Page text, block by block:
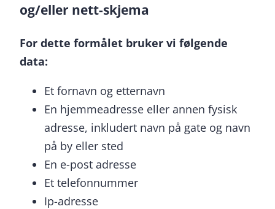
og/eller nett-skjema
For dette formålet bruker vi følgende
data:
Et fornavn og etternavn
En hjemmeadresse eller annen fysisk
adresse, inkludert navn på gate og navn
på by eller sted
En e-post adresse
Et telefonnummer
Ip-adresse